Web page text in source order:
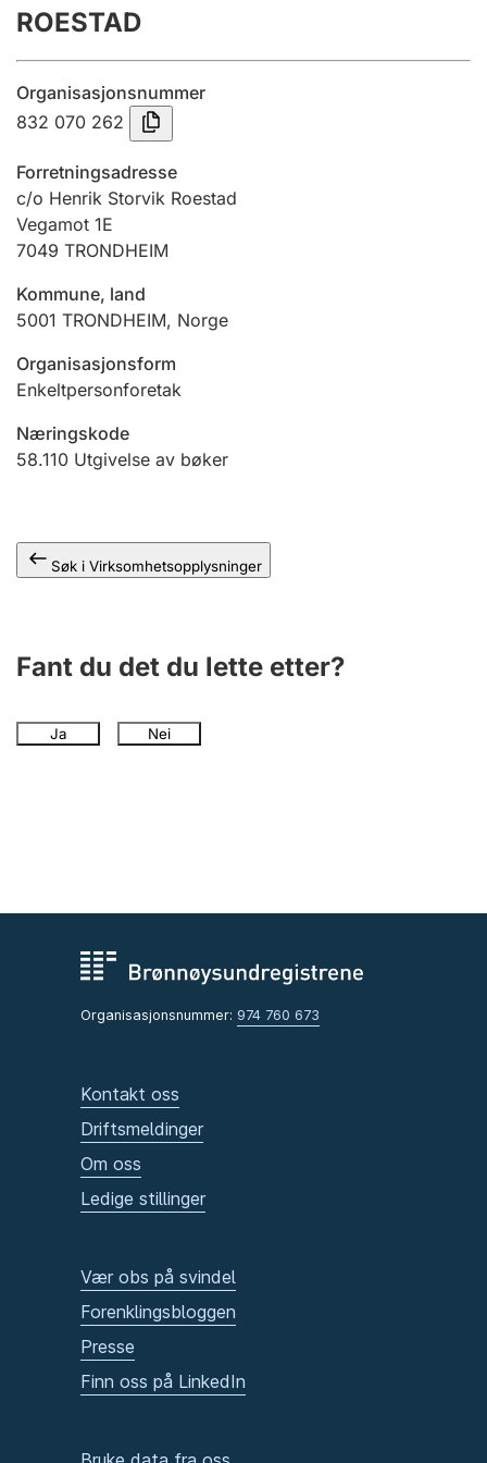
Årsregnskap
Innsending og forsinkelsesgebyr
Jeger
Betaling og jegeravgiftskort
Ektepaktveileder
ROESTAD
Organisasjonsnummer
832 070 262
Forretningsadresse
c/o Henrik Storvik Roestad
Vegamot 1E
7049 TRONDHEIM
Kommune, land
5001 TRONDHEIM, Norge
Organisasjonsform
Enkeltpersonforetak
Næringskode
58.110 Utgivelse av bøker
Søk i Virksomhetsopplysninger
Fant du det du lette etter?
Ja Nei
Organisasjonsnummer: 974 760 673
Kontakt oss
Driftsmeldinger
Om oss
Ledige stillinger
Vær obs på svindel
Forenklingsbloggen
Presse
Finn oss på LinkedIn